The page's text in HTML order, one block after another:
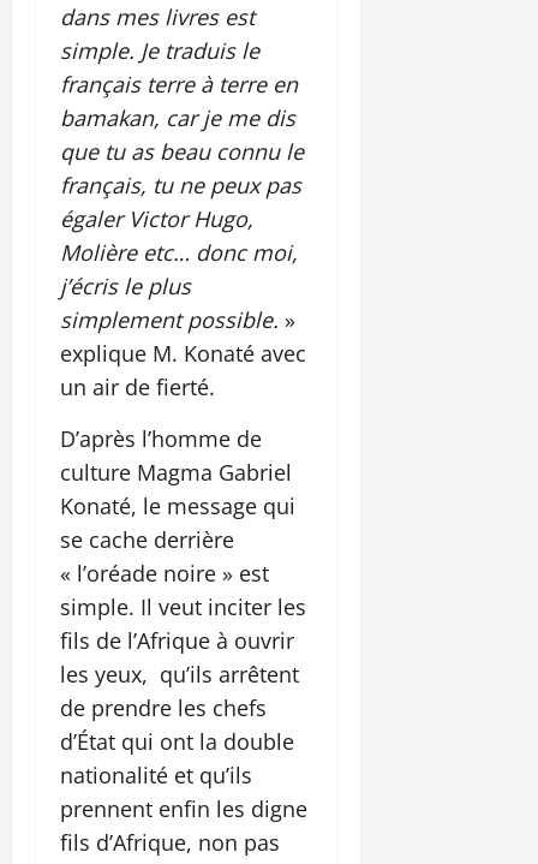
dans mes livres est
simple. Je traduis le
français terre à terre en
bamakan, car je me dis
que tu as beau connu le
français, tu ne peux pas
égaler Victor Hugo,
Molière etc… donc moi,
j’écris le plus
simplement possible. »
explique M. Konaté avec
un air de fierté.
D’après l’homme de
culture Magma Gabriel
Konaté, le message qui
se cache derrière
« l’oréade noire » est
simple. Il veut inciter les
fils de l’Afrique à ouvrir
les yeux, qu’ils arrêtent
de prendre les chefs
d’État qui ont la double
nationalité et qu’ils
prennent enfin les digne
fils d’Afrique, non pas